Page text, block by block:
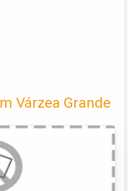
Várzea Grande